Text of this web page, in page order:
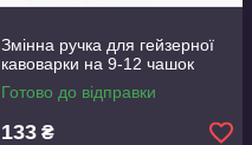
Змінна ручка для гейзерної
кавоварки на 9-12 чашок
Готово до відправки
133 ₴